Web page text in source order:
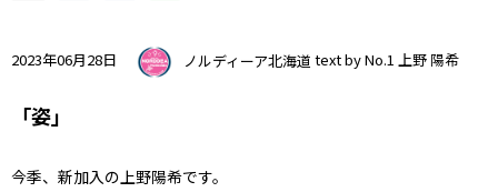
2023年06月28日 ノルディーア北海道 text by No.1 上野 陽希
「姿」
今季、新加入の上野陽希です。